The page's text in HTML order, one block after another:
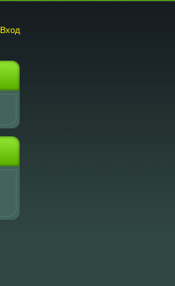
Вход